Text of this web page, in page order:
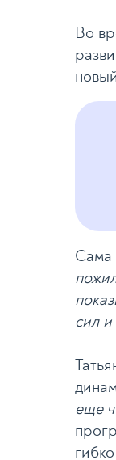
Во
Сама
сил
еще